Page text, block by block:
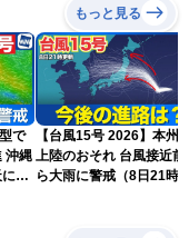
もっと見る
で
厳
【台風15号 2026】本州
上陸のおそれ 台風接近前
ら大雨に警戒（8日21時